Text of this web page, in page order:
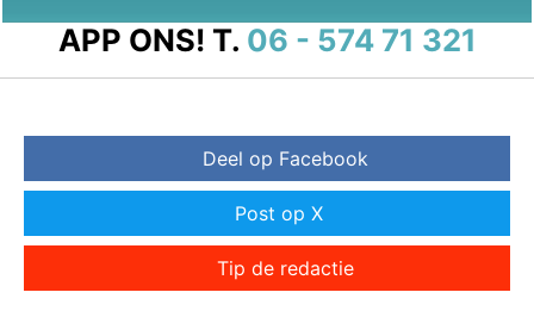
APP ONS! T. 06 - 574 71 321
Deel op Facebook
Post op X
Tip de redactie